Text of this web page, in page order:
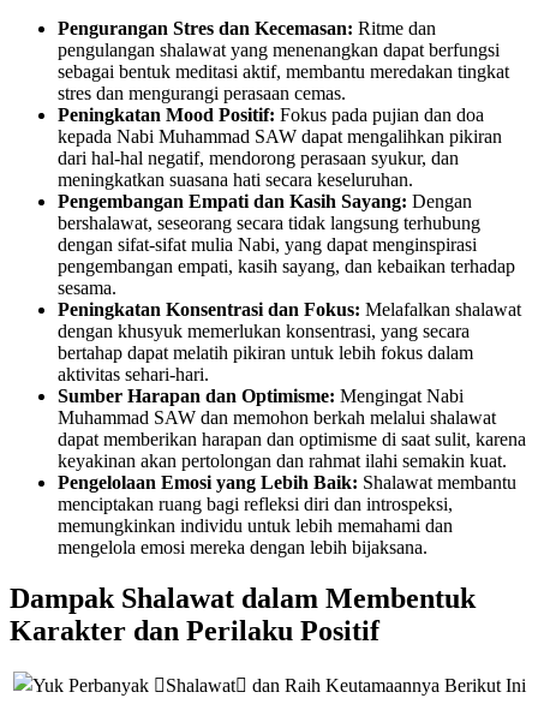
Pengurangan Stres dan Kecemasan: Ritme dan
pengulangan shalawat yang menenangkan dapat berfungsi
sebagai bentuk meditasi aktif, membantu meredakan tingkat
stres dan mengurangi perasaan cemas.
Peningkatan Mood Positif: Fokus pada pujian dan doa
kepada Nabi Muhammad SAW dapat mengalihkan pikiran
dari hal-hal negatif, mendorong perasaan syukur, dan
meningkatkan suasana hati secara keseluruhan.
Pengembangan Empati dan Kasih Sayang: Dengan
bershalawat, seseorang secara tidak langsung terhubung
dengan sifat-sifat mulia Nabi, yang dapat menginspirasi
pengembangan empati, kasih sayang, dan kebaikan terhadap
sesama.
Peningkatan Konsentrasi dan Fokus: Melafalkan shalawat
dengan khusyuk memerlukan konsentrasi, yang secara
bertahap dapat melatih pikiran untuk lebih fokus dalam
aktivitas sehari-hari.
Sumber Harapan dan Optimisme: Mengingat Nabi
Muhammad SAW dan memohon berkah melalui shalawat
dapat memberikan harapan dan optimisme di saat sulit, karena
keyakinan akan pertolongan dan rahmat ilahi semakin kuat.
Pengelolaan Emosi yang Lebih Baik: Shalawat membantu
menciptakan ruang bagi refleksi diri dan introspeksi,
memungkinkan individu untuk lebih memahami dan
mengelola emosi mereka dengan lebih bijaksana.
Dampak Shalawat dalam Membentuk
Karakter dan Perilaku Positif